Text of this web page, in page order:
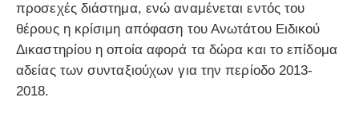
προσεχές διάστημα, ενώ αναμένεται εντός του
θέρους η κρίσιμη απόφαση του Ανωτάτου Ειδικού
Δικαστηρίου η οποία αφορά τα δώρα και το επίδομα
αδείας των συνταξιούχων για την περίοδο 2013-
2018.